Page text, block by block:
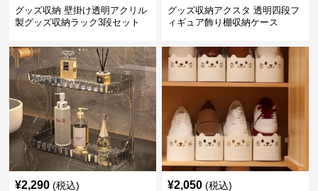
グッズ収納 壁掛け透明アクリル
製グッズ収納ラック3段セット
グッズ収納アクスタ 透明四段フ
ィギュア飾り棚収納ケース
¥2,290 (税込) ¥2,050 (税込)